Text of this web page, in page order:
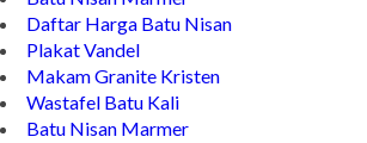
Daftar Harga Batu Nisan
Plakat Vandel
Makam Granite Kristen
Wastafel Batu Kali
Batu Nisan Marmer